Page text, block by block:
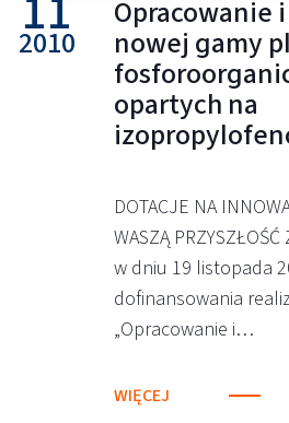
2010
Opracowanie
nowej gamy
opartych na
DOTACJE NA
WASZĄ
w dniu 19 listopada
dofinansowania
„Opracowanie i…
WIĘCEJ